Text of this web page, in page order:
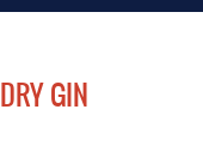
GIN